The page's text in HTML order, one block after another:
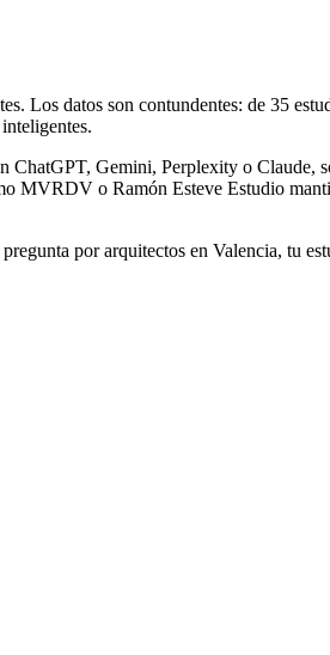
Los datos son contundentes: de 35
ChatGPT, Gemini, Perplexity o Claude,
MVRDV o Ramón Esteve Estudio
por arquitectos en Valencia, tu